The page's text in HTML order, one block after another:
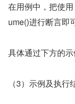
在用例中，把使
ume()进行断言即
具体通过下方的示
（3）示例及执行